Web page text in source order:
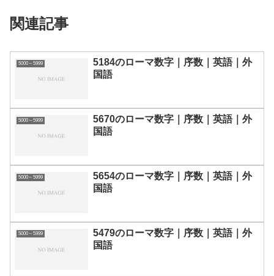
関連記事
5000～5999
5184のローマ数字｜序数｜英語｜外
国語
5000～5999
5670のローマ数字｜序数｜英語｜外
国語
5000～5999
5654のローマ数字｜序数｜英語｜外
国語
5000～5999
5479のローマ数字｜序数｜英語｜外
国語